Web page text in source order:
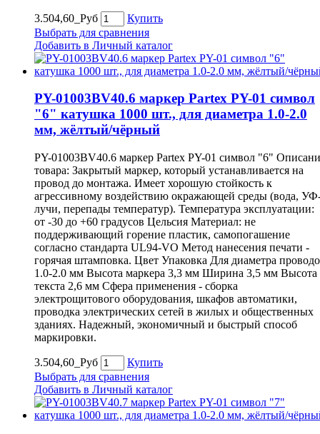
3.504,60_Руб
Купить
Выбрать для сравнения
Добавить в Личный каталог
PY-01003BV40.6 маркер Partex PY-01 символ
"6" катушка 1000 шт., для диаметра 1.0-2.0
мм, жёлтый/чёрный
PY-01003BV40.6 маркер Partex PY-01 символ "6"
товара: Закрытый маркер, который устанавливается на
провод до монтажа. Имеет хорошую стойкость к
агрессивному воздействию окражающей среды (вода,
лучи, перепады температур). Температура эксплуатации:
от -30 до +60 градусов Цельсия Материал: не
поддерживающий горение пластик, самопогашение
согласно стандарта UL94-VO Метод нанесения печати -
горячая штамповка. Цвет Упаковка Для диаметра
1.0-2.0 мм Высота маркера 3,3 мм Ширина 3,5 мм Высота
текста 2,6 мм Сфера применения - сборка
электрощитового оборудования, шкафов автоматики,
проводка электрических сетей в жилых и общественных
зданиях. Надежный, экономичный и быстрый способ
маркировки.
3.504,60_Руб
Купить
Выбрать для сравнения
Добавить в Личный каталог